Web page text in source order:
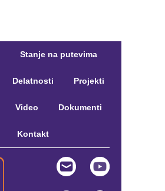
Stanje na putevima
Delatnosti Projekti
Video Dokumenti
Kontakt